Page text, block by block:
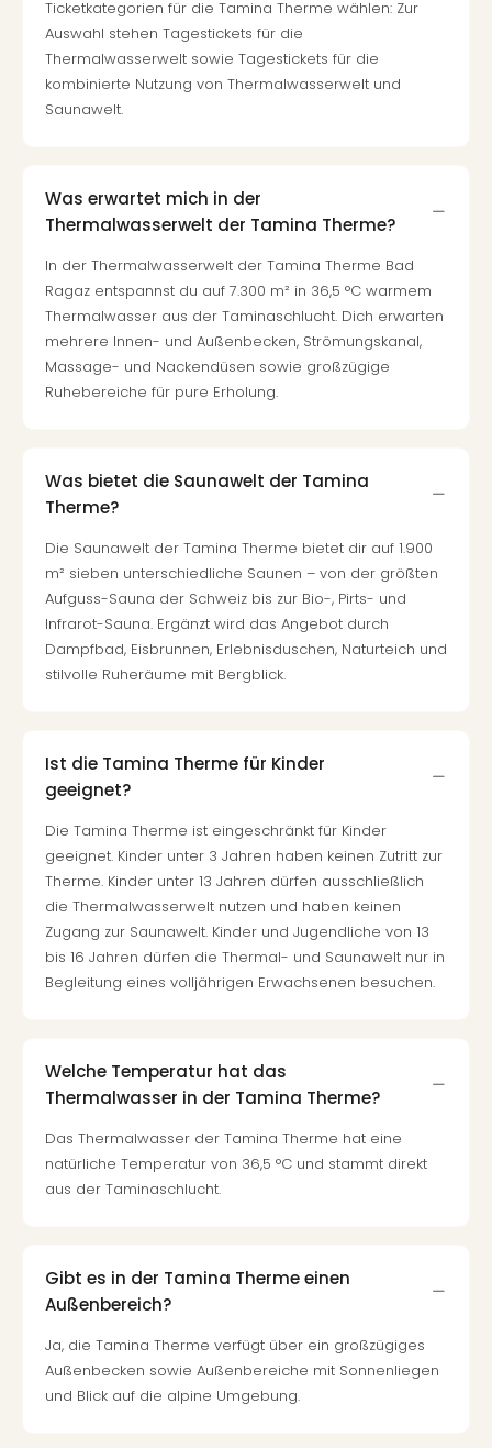
Ticketkategorien für die Tamina Therme wählen: Zur
Auswahl stehen Tagestickets für die
Thermalwasserwelt sowie Tagestickets für die
kombinierte Nutzung von Thermalwasserwelt und
Saunawelt.
Was erwartet mich in der
Thermalwasserwelt der Tamina Therme?
In der Thermalwasserwelt der Tamina Therme Bad
Ragaz entspannst du auf 7.300 m² in 36,5 °C warmem
Thermalwasser aus der Taminaschlucht. Dich erwarten
mehrere Innen- und Außenbecken, Strömungskanal,
Massage- und Nackendüsen sowie großzügige
Ruhebereiche für pure Erholung.
Was bietet die Saunawelt der Tamina
Therme?
Die Saunawelt der Tamina Therme bietet dir auf 1.900
m² sieben unterschiedliche Saunen – von der größten
Aufguss-Sauna der Schweiz bis zur Bio-, Pirts- und
Infrarot-Sauna. Ergänzt wird das Angebot durch
Dampfbad, Eisbrunnen, Erlebnisduschen, Naturteich und
stilvolle Ruheräume mit Bergblick.
Ist die Tamina Therme für Kinder
geeignet?
Die Tamina Therme ist eingeschränkt für Kinder
geeignet. Kinder unter 3 Jahren haben keinen Zutritt zur
Therme. Kinder unter 13 Jahren dürfen ausschließlich
die Thermalwasserwelt nutzen und haben keinen
Zugang zur Saunawelt. Kinder und Jugendliche von 13
bis 16 Jahren dürfen die Thermal- und Saunawelt nur in
Begleitung eines volljährigen Erwachsenen besuchen.
Welche Temperatur hat das
Thermalwasser in der Tamina Therme?
Das Thermalwasser der Tamina Therme hat eine
natürliche Temperatur von 36,5 °C und stammt direkt
aus der Taminaschlucht.
Gibt es in der Tamina Therme einen
Außenbereich?
Ja, die Tamina Therme verfügt über ein großzügiges
Außenbecken sowie Außenbereiche mit Sonnenliegen
und Blick auf die alpine Umgebung.